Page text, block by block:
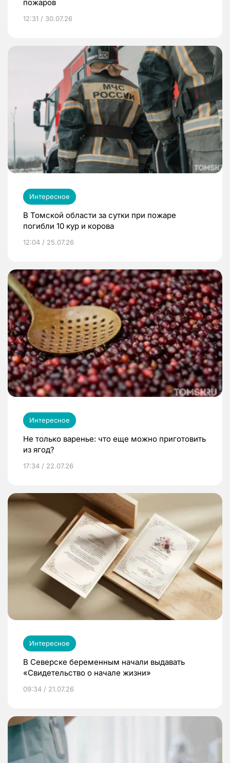
пожаров
12:31 / 30.07.26
Интересное
В Томской области за сутки при пожаре
погибли 10 кур и корова
12:04 / 25.07.26
Интересное
Не только варенье: что еще можно приготовить
из ягод?
17:34 / 22.07.26
Интересное
В Северске беременным начали выдавать
«Свидетельство о начале жизни»
09:34 / 21.07.26